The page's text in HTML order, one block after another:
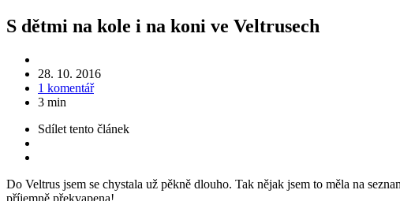
S dětmi na kole i na koni ve Veltrusech
28. 10. 2016
1 komentář
3 min
Sdílet tento článek
Do Veltrus jsem se chystala už pěkně dlouho. Tak nějak jsem to měla na
příjemně překvapena!